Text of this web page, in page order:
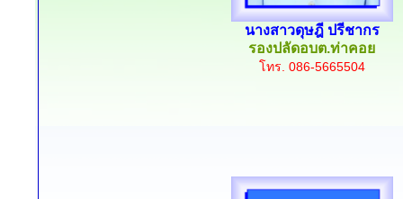
นางสาวดุษฎี ปรีชากร
รองปลัดอบต.ท่าคอย
โทร. 086-5665504